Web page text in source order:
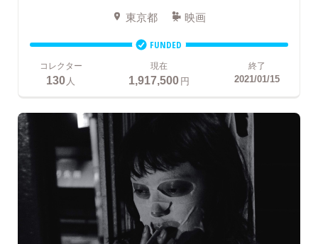
東京都 映画
FUNDED
コレクター
130人
現在
1,917,500円
終了
2021/01/15